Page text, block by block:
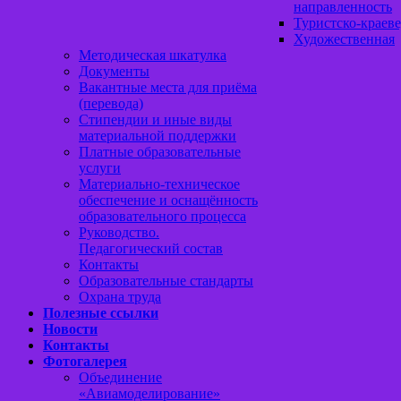
направленность
Туристско-
Художественная
Методическая шкатулка
Документы
Вакантные места для приёма
(перевода)
Стипендии и иные виды
материальной поддержки
Платные образовательные
услуги
Материально-техническое
обеспечение и оснащённость
образовательного процесса
Руководство.
Педагогический состав
Контакты
Образовательные стандарты
Охрана труда
Полезные ссылки
Новости
Контакты
Фотогалерея
Объединение
«Авиамоделирование»